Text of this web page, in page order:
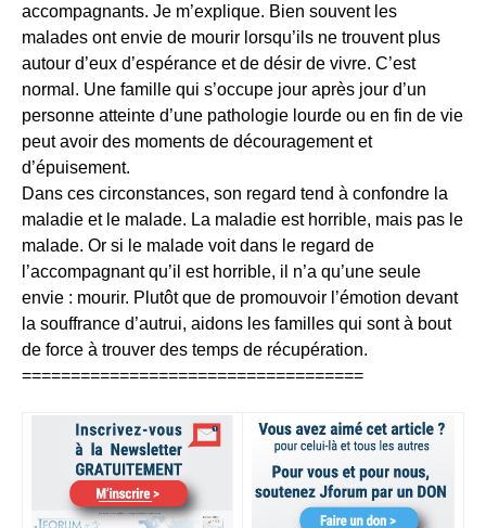
accompagnants. Je m’explique. Bien souvent les
malades ont envie de mourir lorsqu’ils ne trouvent plus
autour d’eux d’espérance et de désir de vivre. C’est
normal. Une famille qui s’occupe jour après jour d’un
personne atteinte d’une pathologie lourde ou en fin de vie
peut avoir des moments de découragement et
d’épuisement.
Dans ces circonstances, son regard tend à confondre la
maladie et le malade. La maladie est horrible, mais pas le
malade. Or si le malade voit dans le regard de
l’accompagnant qu’il est horrible, il n’a qu’une seule
envie : mourir. Plutôt que de promouvoir l’émotion devant
la souffrance d’autrui, aidons les familles qui sont à bout
de force à trouver des temps de récupération.
===================================